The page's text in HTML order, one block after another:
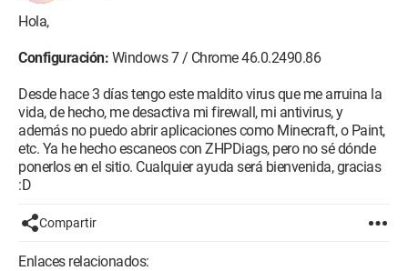
Hola,
Configuración: Windows 7 / Chrome 46.0.2490.86
Desde hace 3 días tengo este maldito virus que me arruina la
vida, de hecho, me desactiva mi firewall, mi antivirus, y
además no puedo abrir aplicaciones como Minecraft, o Paint,
etc. Ya he hecho escaneos con ZHPDiags, pero no sé dónde
ponerlos en el sitio. Cualquier ayuda será bienvenida, gracias
:D
Compartir
Enlaces relacionados: